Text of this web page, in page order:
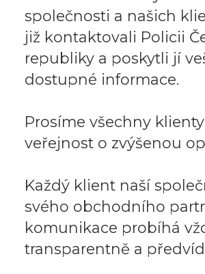
společnosti a našich
již kontaktovali Policii
republiky a poskytli jí
dostupné informace.
Prosíme všechny
veřejnost o zvýšenou
Každý klient naší
svého obchodního
komunikace probíhá
transparentně a